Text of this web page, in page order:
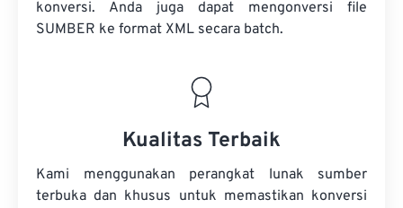
konversi. Anda juga dapat mengonversi file
SUMBER ke format XML secara batch.
Kualitas Terbaik
Kami menggunakan perangkat lunak sumber
terbuka dan khusus untuk memastikan konversi